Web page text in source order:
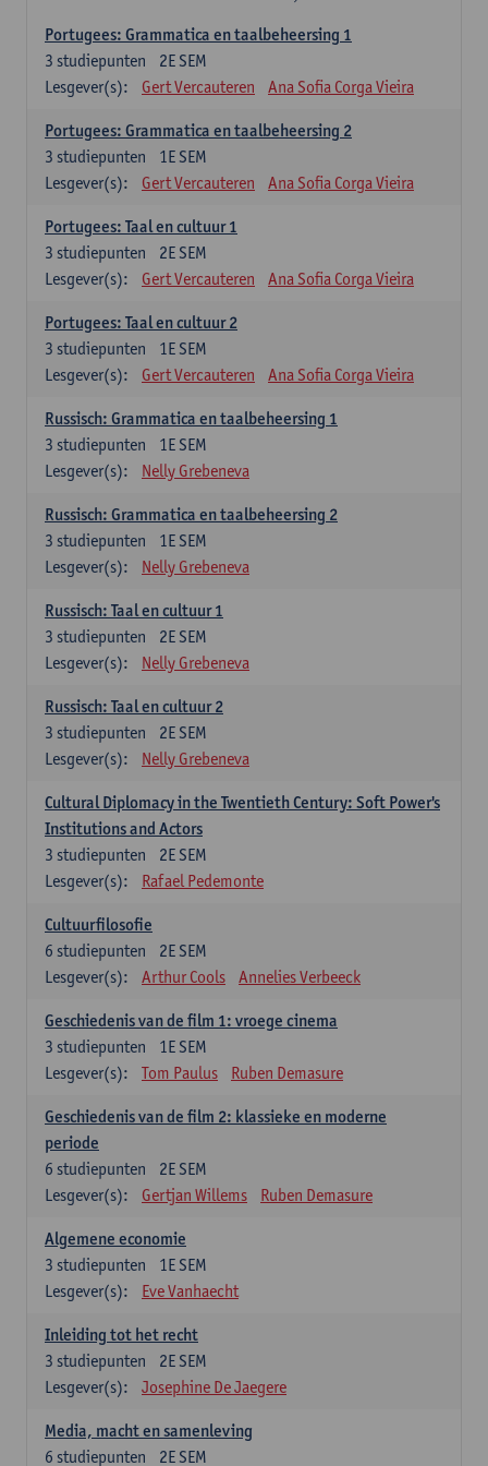
Portugees: Grammatica en taalbeheersing 1
2E SEM
3 studiepunten
Lesgever(s):
Gert Vercauteren Ana Sofia Corga Vieira
Portugees: Grammatica en taalbeheersing 2
1E SEM
3 studiepunten
Lesgever(s):
Gert Vercauteren Ana Sofia Corga Vieira
Portugees: Taal en cultuur 1
2E SEM
3 studiepunten
Lesgever(s):
Gert Vercauteren Ana Sofia Corga Vieira
Portugees: Taal en cultuur 2
1E SEM
3 studiepunten
Lesgever(s):
Gert Vercauteren Ana Sofia Corga Vieira
Russisch: Grammatica en taalbeheersing 1
1E SEM
3 studiepunten
Lesgever(s):
Nelly Grebeneva
Russisch: Grammatica en taalbeheersing 2
1E SEM
3 studiepunten
Lesgever(s):
Nelly Grebeneva
Russisch: Taal en cultuur 1
2E SEM
3 studiepunten
Lesgever(s):
Nelly Grebeneva
Russisch: Taal en cultuur 2
2E SEM
3 studiepunten
Lesgever(s):
Nelly Grebeneva
Cultural Diplomacy in the Twentieth Century: Soft Power's
Institutions and Actors
2E SEM
3 studiepunten
Lesgever(s):
Rafael Pedemonte
Cultuurfilosofie
2E SEM
6 studiepunten
Lesgever(s):
Arthur Cools Annelies Verbeeck
Geschiedenis van de film 1: vroege cinema
1E SEM
3 studiepunten
Lesgever(s):
Tom Paulus Ruben Demasure
Geschiedenis van de film 2: klassieke en moderne
periode
2E SEM
6 studiepunten
Lesgever(s):
Gertjan Willems Ruben Demasure
Algemene economie
1E SEM
3 studiepunten
Lesgever(s):
Eve Vanhaecht
Inleiding tot het recht
2E SEM
3 studiepunten
Lesgever(s):
Josephine De Jaegere
Media, macht en samenleving
2E SEM
6 studiepunten